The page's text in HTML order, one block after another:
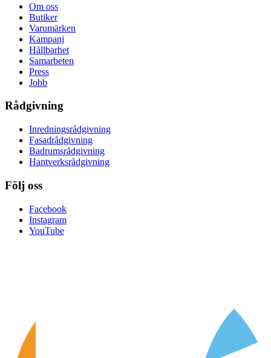
Om oss
Butiker
Varumärken
Kampanj
Hållbarhet
Samarbeten
Press
Jobb
Rådgivning
Inredningsrådgivning
Fasadrådgivning
Badrumsrådgivning
Hantverksrådgivning
Följ oss
Facebook
Instagram
YouTube